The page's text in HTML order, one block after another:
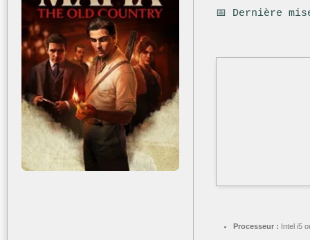
📅 Dernière
Processeur : Intel i5